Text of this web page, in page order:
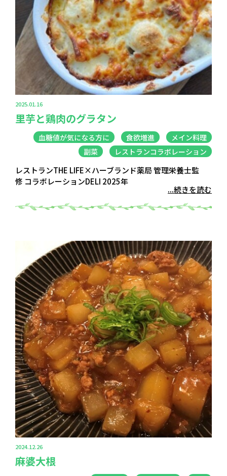
2025.01.16
里芋と鶏肉のグラタン
血糖値が気になる方に 食欲増進
メイン料理
副菜
レストランコラボレーション
レストランTHE LIFE×ハーブランド薬局 管理栄養士監
修 コラボレーションDELI 2025年
...続きを読む
2024.12.26
麻婆大根